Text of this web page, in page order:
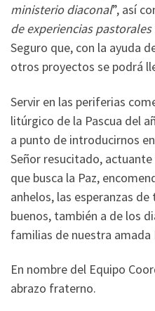
ministerio diaconal”, así
de experiencias
Seguro que, con la ayuda
otros proyectos se podrá
Servir en las periferias
litúrgico de la Pascua del
a punto de introducirnos
Señor resucitado,
que busca la Paz,
anhelos, las esperanzas
buenos, también a de los
familias de nuestra amada
En nombre del Equipo
abrazo fraterno.